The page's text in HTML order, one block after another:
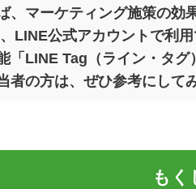
、マーケティング施策の効
LINE公式アカウントで利
「LINE Tag（ライン・タ
者の方は、ぜひ参考にして
もく